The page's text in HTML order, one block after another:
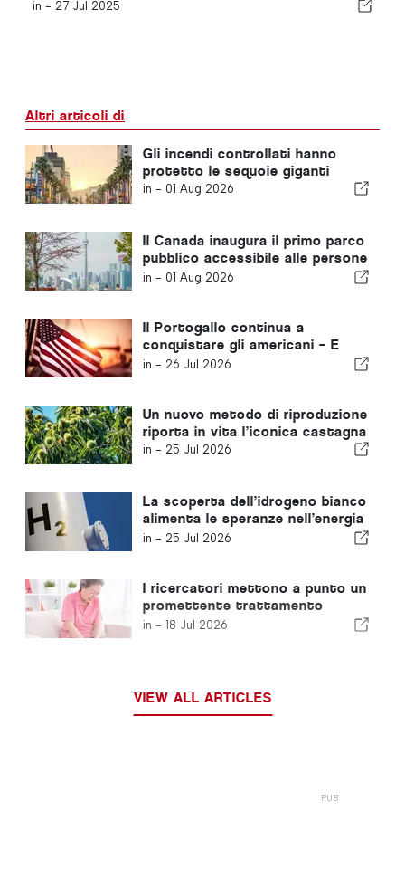
in - 27 Jul 2025
Altri articoli di
Gli incendi controllati hanno
protetto le sequoie giganti
in - 01 Aug 2026
Il Canada inaugura il primo parco
pubblico accessibile alle persone
affette da demenza
in - 01 Aug 2026
Il Portogallo continua a
conquistare gli americani – E
non è solo per via del sole
in - 26 Jul 2026
Un nuovo metodo di riproduzione
riporta in vita l’iconica castagna
in - 25 Jul 2026
La scoperta dell’idrogeno bianco
alimenta le speranze nell’energia
pulita
in - 25 Jul 2026
I ricercatori mettono a punto un
promettente trattamento
iniettabile contro l'artrite
in - 18 Jul 2026
VIEW ALL ARTICLES